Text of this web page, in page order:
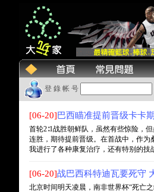
登 錄 帐 号
[06-20]巴西瞄准提前晋级卡卡
首轮2∶1战胜朝鲜队，虽然有些惊险，
连胜，期待提前晋级。在首战中，作为
我进行了各种康复治疗，还有特别的技
[06-20]战巴西科特迪瓦要死守
北京时间明天凌晨，南非世界杯“死亡